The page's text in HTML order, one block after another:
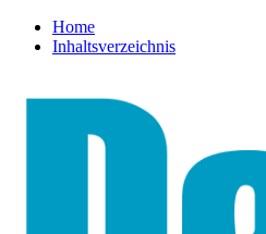
Home
Inhaltsverzeichnis